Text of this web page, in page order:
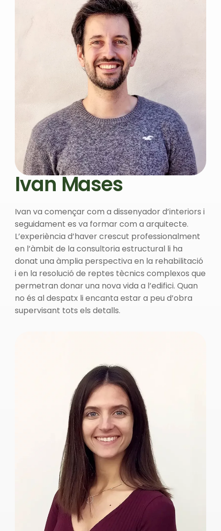
Ivan Mases
Ivan va començar com a dissenyador d’interiors i
seguidament es va formar com a arquitecte.
L’experiència d’haver crescut professionalment
en l’àmbit de la consultoria estructural li ha
donat una àmplia perspectiva en la rehabilitació
i en la resolució de reptes tècnics complexos que
permetran donar una nova vida a l’edifici. Quan
no és al despatx li encanta estar a peu d’obra
supervisant tots els detalls.